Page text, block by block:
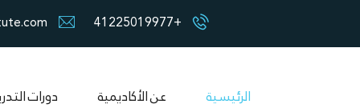
+41225019977
الرئيسية عن الأكاديمية دورات